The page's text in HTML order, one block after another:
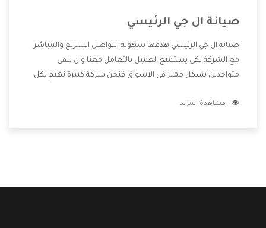
صيانة ال جي الرئيسي
صيانة ال جي الرئيسي هدفها سهولة التواصل السريع والمباشر
مع الشركة لكى يستمتع العميل بالتعامل معنا وان نبقى
متواجدين بشكل مميز فى الاسواق فنحن شركة كبيرة نهتم بكل
الشركة بها والتى تكون منها خدمة الصيانة التى تكون من أهم
مشاهدة المزيد